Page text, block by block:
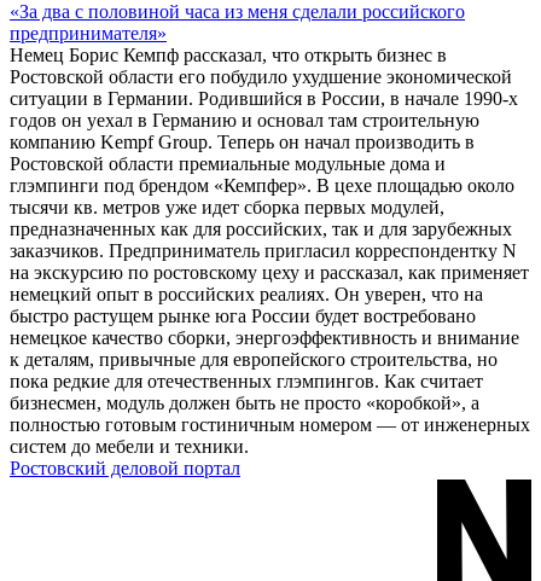
«За два с половиной часа из меня сделали российского
предпринимателя»
Немец Борис Кемпф рассказал, что открыть бизнес в
Ростовской области его побудило ухудшение экономической
ситуации в Германии. Родившийся в России, в начале 1990-х
годов он уехал в Германию и основал там строительную
компанию Kempf Group. Теперь он начал производить в
Ростовской области премиальные модульные дома и
глэмпинги под брендом «Кемпфер». В цехе площадью около
тысячи кв. метров уже идет сборка первых модулей,
предназначенных как для российских, так и для зарубежных
заказчиков. Предприниматель пригласил корреспондентку N
на экскурсию по ростовскому цеху и рассказал, как применяет
немецкий опыт в российских реалиях. Он уверен, что на
быстро растущем рынке юга России будет востребовано
немецкое качество сборки, энергоэффективность и внимание
к деталям, привычные для европейского строительства, но
пока редкие для отечественных глэмпингов. Как считает
бизнесмен, модуль должен быть не просто «коробкой», а
полностью готовым гостиничным номером — от инженерных
систем до мебели и техники.
Ростовский деловой портал